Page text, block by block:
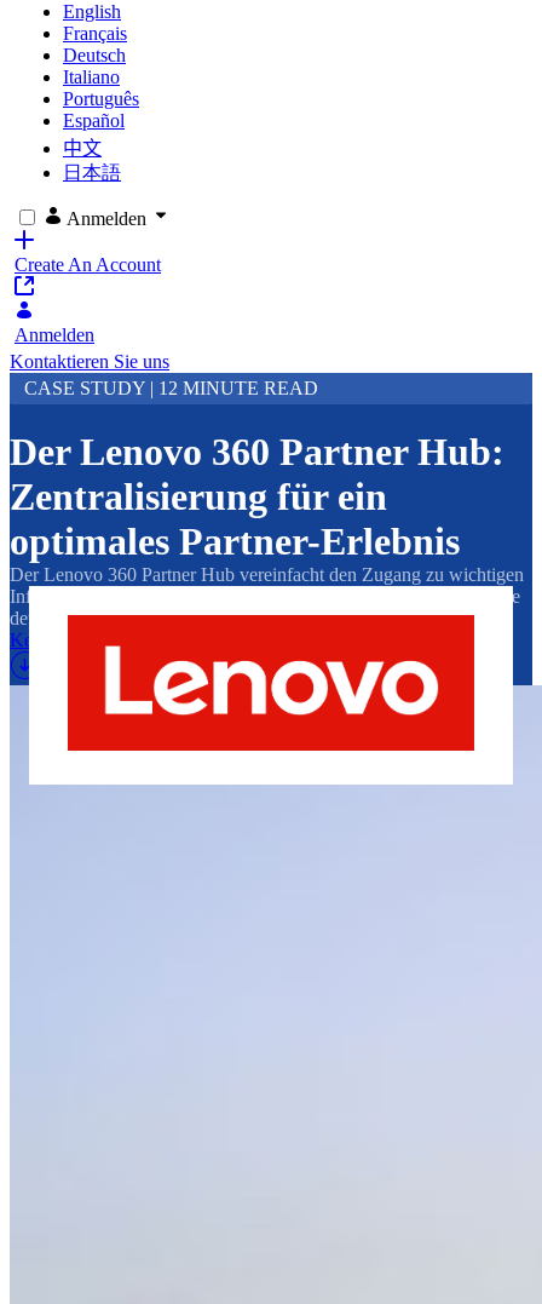
English
Français
Deutsch
Italiano
Português
Español
中文
日本語
Anmelden
Create An Account
Anmelden
Kontaktieren Sie uns
CASE STUDY | 12 MINUTE READ
Der Lenovo 360 Partner Hub:
Zentralisierung für ein
optimales Partner-Erlebnis
Der Lenovo 360 Partner Hub vereinfacht den Zugang zu wichtigen
Informationen. Das Ergebnis: höhere Partnerzufriedenheit und eine
deutliche Umsatzsteigerung.
Key Metrics